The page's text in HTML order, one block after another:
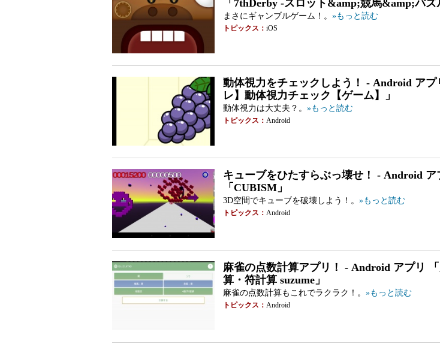
「7thDerby -スロット&amp;競馬&amp;パズ
まさにギャンブルゲーム！。 »もっと読む
トピックス： iOS
動体視力をチェックしよう！ - Android アプ
レ】動体視力チェック【ゲーム】」
動体視力は大丈夫？。 »もっと読む
トピックス： Android
キューブをひたすらぶっ壊せ！ - Android ア
「CUBISM」
3D空間でキューブを破壊しよう！。 »もっと読む
トピックス： Android
麻雀の点数計算アプリ！ - Android アプリ
算・符計算 suzume」
麻雀の点数計算もこれでラクラク！。 »もっと読む
トピックス： Android